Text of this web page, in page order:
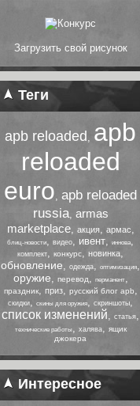
Загрузить свой рисунок
Теги
apb reloaded , apb
reloaded
euro, apb reloaded
russia, armas
marketplace, акция, армас,
блиц-новости, видео, ивент, иннова,
комплект, конкурс, новинка,
обновление, одежда, оптимизация,
оружие, перевод, перманент,
праздник, приз, русский блог apb,
скидки, скины для оружия, скриншоты,
список изменений, статья,
технические работы, халява, ящик
джокера
Интересное